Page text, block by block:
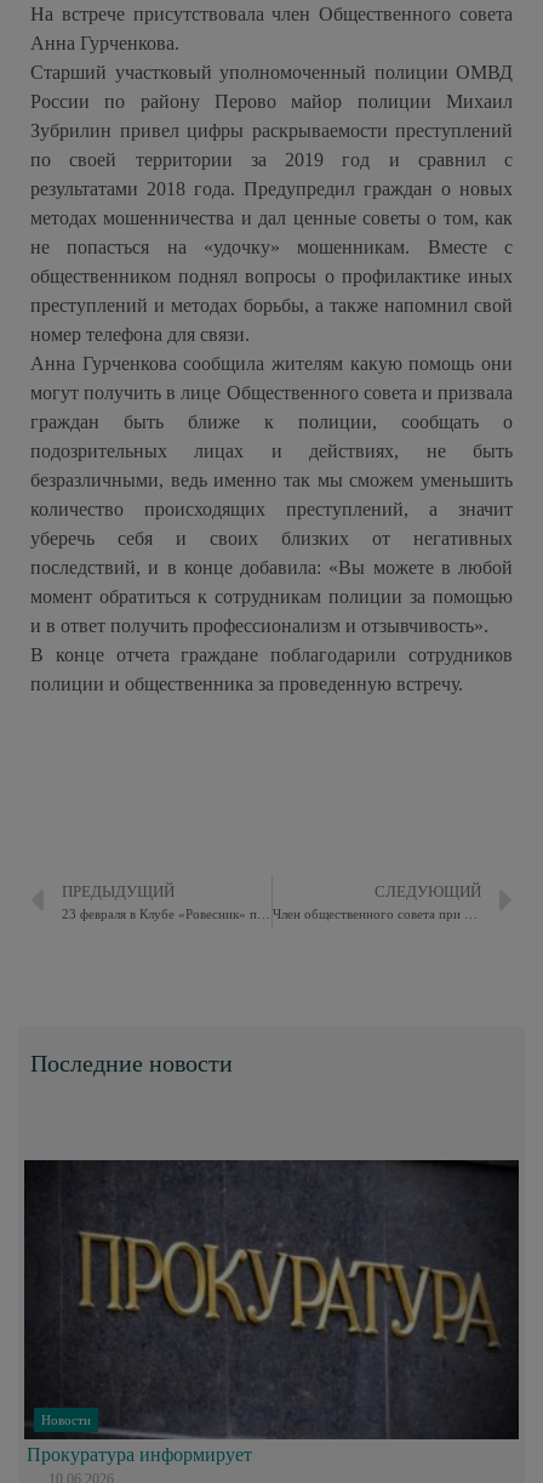
На встрече присутствовала член Общественного совета
Анна Гурченкова.
Старший участковый уполномоченный полиции ОМВД
России по району Перово майор полиции Михаил
Зубрилин привел цифры раскрываемости преступлений
по своей территории за 2019 год и сравнил с
результатами 2018 года. Предупредил граждан о новых
методах мошенничества и дал ценные советы о том, как
не попасться на «удочку» мошенникам. Вместе с
общественником поднял вопросы о профилактике иных
преступлений и методах борьбы, а также напомнил свой
номер телефона для связи.
Анна Гурченкова сообщила жителям какую помощь они
могут получить в лице Общественного совета и призвала
граждан быть ближе к полиции, сообщать о
подозрительных лицах и действиях, не быть
безразличными, ведь именно так мы сможем уменьшить
количество происходящих преступлений, а значит
уберечь себя и своих близких от негативных
последствий, и в конце добавила: «Вы можете в любой
момент обратиться к сотрудникам полиции за помощью
и в ответ получить профессионализм и отзывчивость».
В конце отчета граждане поблагодарили сотрудников
полиции и общественника за проведенную встречу.
ПРЕДЫДУЩИЙ СЛЕДУЮЩИЙ
Последние новости
Новости
Прокуратура информирует
10.06.2026